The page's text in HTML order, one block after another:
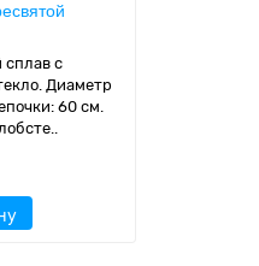
с
Диаметр
60 см.